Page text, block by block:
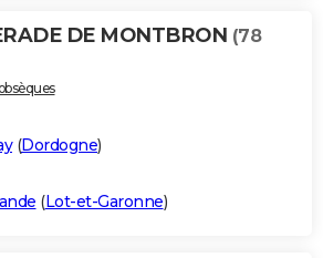
DE MONTBRON (78
(Dordogne)
(Lot-et-Garonne)